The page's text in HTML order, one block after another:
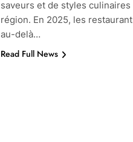
saveurs et de styles
région. En 2025, les
au-delà…
Read Full News